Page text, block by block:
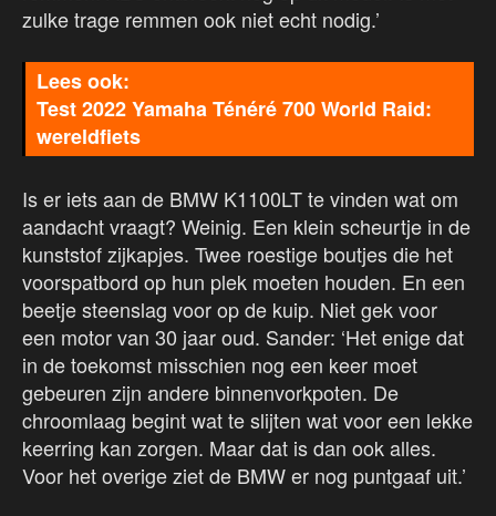
zulke trage remmen ook niet echt nodig.’
Test 2022 Yamaha Ténéré 700 World Raid:
wereldfiets
Is er iets aan de BMW K1100LT te vinden wat om
aandacht vraagt? Weinig. Een klein scheurtje in de
kunststof zijkapjes. Twee roestige boutjes die het
voorspatbord op hun plek moeten houden. En een
beetje steenslag voor op de kuip. Niet gek voor
een motor van 30 jaar oud. Sander: ‘Het enige dat
in de toekomst misschien nog een keer moet
gebeuren zijn andere binnenvorkpoten. De
chroomlaag begint wat te slijten wat voor een lekke
keerring kan zorgen. Maar dat is dan ook alles.
Voor het overige ziet de BMW er nog puntgaaf uit.’